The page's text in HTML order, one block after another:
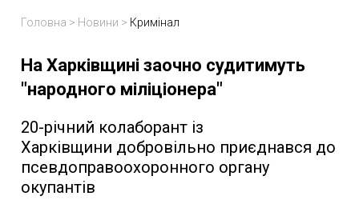
Головна > Новини > Кримінал
На Харківщині заочно судитимуть
"народного міліціонера"
20-річний колаборант із
Харківщини добровільно приєднався до
псевдоправоохоронного органу
окупантів